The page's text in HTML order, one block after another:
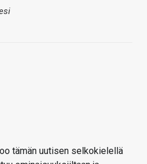
tämän uutisen selkokielellä